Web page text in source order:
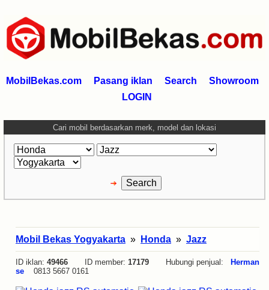
MobilBekas.com Pasang iklan Search
Showroom
LOGIN
Cari mobil berdasarkan merk, model dan lokasi
Mobil Bekas Yogyakarta » Honda » Jazz
ID iklan: 49466 ID member: 17179 Hubungi penjual:
Herman
se
0813 5667 0161